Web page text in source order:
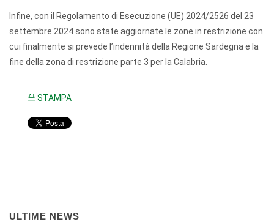
Infine, con il Regolamento di Esecuzione (UE) 2024/2526 del 23
settembre 2024 sono state aggiornate le zone in restrizione con
cui finalmente si prevede l’indennità della Regione Sardegna e la
fine della zona di restrizione parte 3 per la Calabria.
STAMPA
ULTIME NEWS